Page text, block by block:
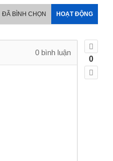
HOẠT ĐỘNG
ĐÃ BÌNH CHỌN
0
0 bình luận